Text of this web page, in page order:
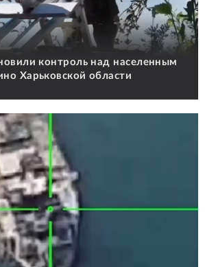
контроль над населенным
Харьковской области